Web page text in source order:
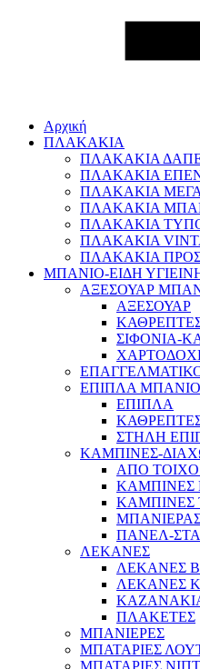
Αρχική
ΠΛΑΚΑΚΙΑ
ΠΛΑΚΑΚΙΑ
ΠΛΑΚΑΚΙΑ
ΠΛΑΚΑΚΙΑ
ΠΛΑΚΑΚΙΑ
ΠΛΑΚΑΚΙΑ
ΠΛΑΚΑΚΙΑ
ΠΛΑΚΑΚΙΑ
ΜΠΑΝΙΟ-ΕΙΔΗ
ΑΞΕΣΟΥΑΡ
ΑΞΕΣΟΥΑΡ
ΣΙΦΟΝΙΑ-
ΕΠΙΠΛΑ
ΕΠΙΠΛΑ
ΣΤΗΛΗ
ΚΑΜΠΙΝΕΣ-
ΑΠΟ ΤΟΙΧΟ
ΚΑΜΠΙΝΕΣ
ΚΑΜΠΙΝΕΣ
ΠΑΝΕΛ-
ΛΕΚΑΝΕΣ
ΛΕΚΑΝΕΣ
ΛΕΚΑΝΕΣ
ΠΛΑΚΕΤΕΣ
ΜΠΑΝΙΕΡΕΣ
ΜΠΑΤΑΡΙΕΣ
ΜΠΑΤΑΡΙΕΣ